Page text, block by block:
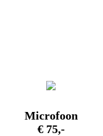
Microfoon
€ 75,-